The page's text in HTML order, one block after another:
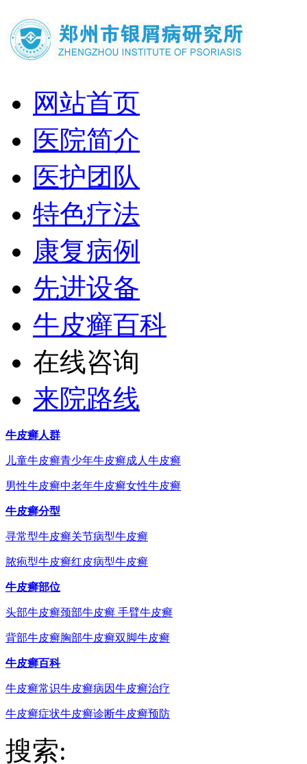
网站首页
医院简介
医护团队
特色疗法
康复病例
先进设备
牛皮癣百科
在线咨询
来院路线
牛皮癣人群
儿童牛皮癣青少年牛皮癣成人牛皮癣
男性牛皮癣中老年牛皮癣女性牛皮癣
牛皮癣分型
寻常型牛皮癣关节病型牛皮癣
脓疱型牛皮癣红皮病型牛皮癣
牛皮癣部位
头部牛皮癣颈部牛皮癣 手臂牛皮癣
背部牛皮癣胸部牛皮癣双脚牛皮癣
牛皮癣百科
牛皮癣常识牛皮癣病因牛皮癣治疗
牛皮癣症状牛皮癣诊断牛皮癣预防
搜索: